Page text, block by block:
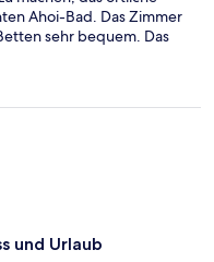
Ahoi-Bad. Das Zimmer
sehr bequem. Das
Personal seehr
wieder.
und Urlaub